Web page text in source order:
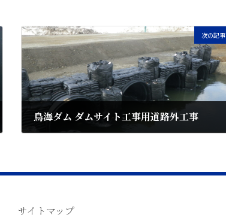
次の記事
鳥海ダム ダムサイト工事用道路外工事
サイトマップ